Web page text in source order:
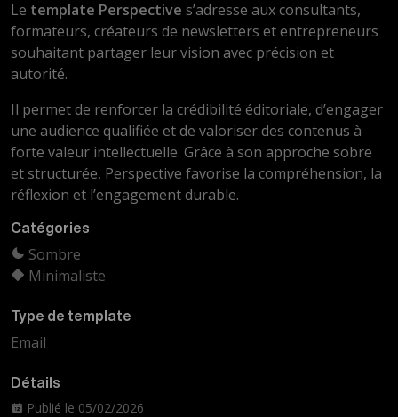
Le template Perspective s’adresse aux consultants,
formateurs, créateurs de newsletters et entrepreneurs
souhaitant partager leur vision avec précision et
autorité.
Il permet de renforcer la crédibilité éditoriale, d’engager
une audience qualifiée et de valoriser des contenus à
forte valeur intellectuelle. Grâce à son approche sobre
et structurée, Perspective favorise la compréhension, la
réflexion et l’engagement durable.
Catégories
Sombre
Minimaliste
Type de template
Email
Détails
Publié le 05/02/2026